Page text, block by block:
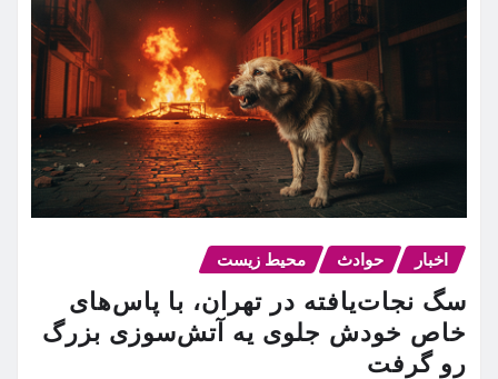
اخبار حوادث محیط زیست
سگ نجات‌یافته در تهران، با پاس‌های
خاص خودش جلوی یه آتش‌سوزی بزرگ
رو گرفت